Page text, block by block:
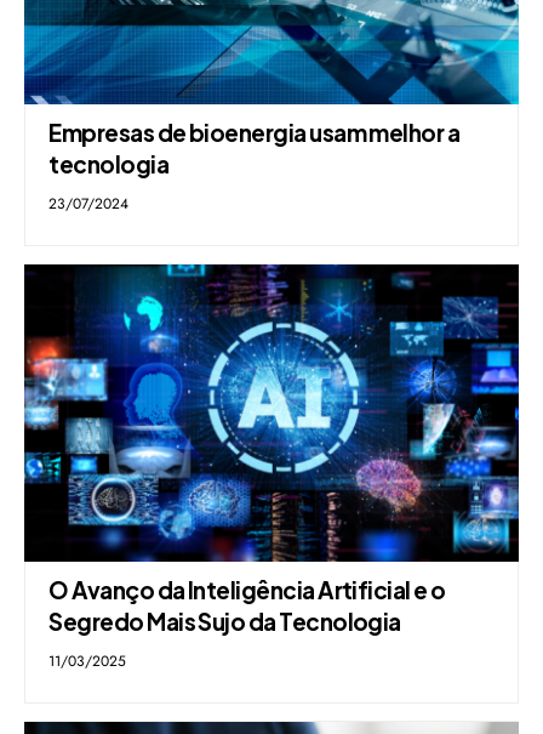
Empresas de bioenergia usam melhor a
tecnologia
23/07/2024
O Avanço da Inteligência Artificial e o
Segredo Mais Sujo da Tecnologia
11/03/2025